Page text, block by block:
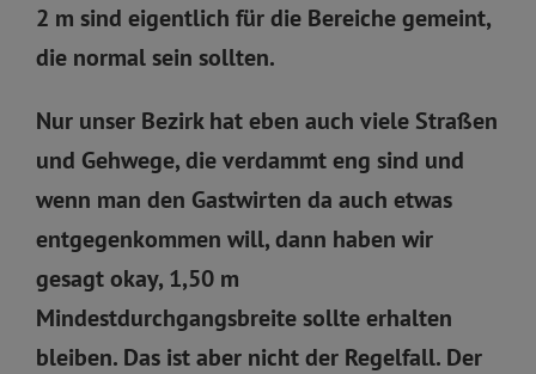
2 m sind eigentlich für die Bereiche gemeint,
die normal sein sollten.
Nur unser Bezirk hat eben auch viele Straßen
und Gehwege, die verdammt eng sind und
wenn man den Gastwirten da auch etwas
entgegenkommen will, dann haben wir
gesagt okay, 1,50 m
Mindestdurchgangsbreite sollte erhalten
bleiben. Das ist aber nicht der Regelfall. Der